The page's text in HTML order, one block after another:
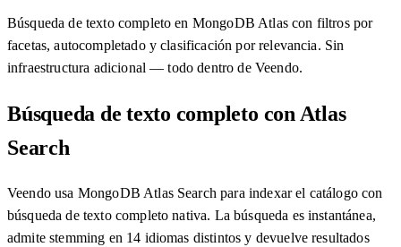
Búsqueda de texto completo en MongoDB Atlas con filtros por
facetas, autocompletado y clasificación por relevancia. Sin
infraestructura adicional — todo dentro de Veendo.
Búsqueda de texto completo con Atlas
Search
Veendo usa MongoDB Atlas Search para indexar el catálogo con
búsqueda de texto completo nativa. La búsqueda es instantánea,
admite stemming en 14 idiomas distintos y devuelve resultados